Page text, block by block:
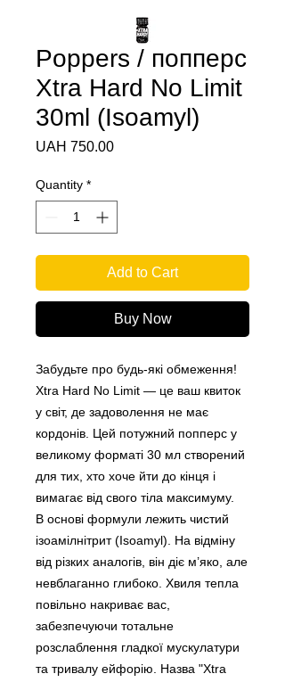
Poppers / попперс
Xtra Hard No Limit
30ml (Isoamyl)
UAH 750.00Price
Quantity *
Add to Cart
Buy Now
Забудьте про будь-які обмеження!
Xtra Hard No Limit — це ваш квиток
у світ, де задоволення не має
кордонів. Цей потужний попперс у
великому форматі 30 мл створений
для тих, хто хоче йти до кінця і
вимагає від свого тіла максимуму.
В основі формули лежить чистий
ізоамілнітрит (Isoamyl). На відміну
від різких аналогів, він діє м’яко, але
невблаганно глибоко. Хвиля тепла
повільно накриває вас,
забезпечуючи тотальне
розслаблення гладкої мускулатури
та тривалу ейфорію. Назва "Xtra